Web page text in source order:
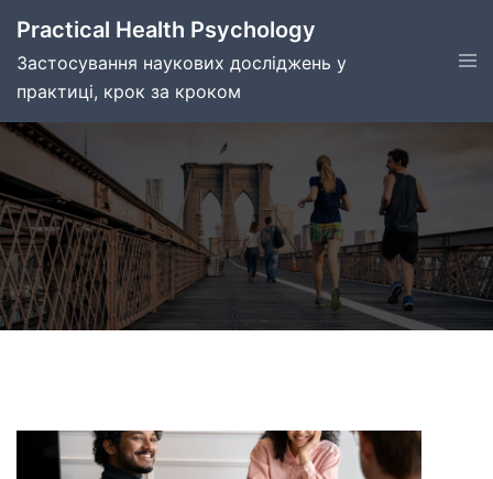
content
Practical Health Psychology
Застосування наукових досліджень у
практиці, крок за кроком